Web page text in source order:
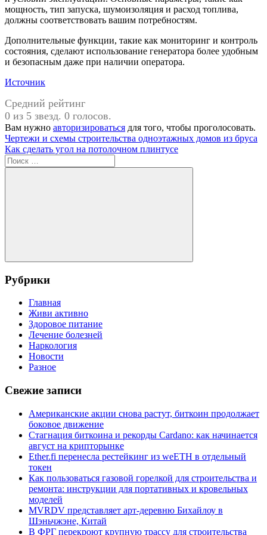
мощность, тип запуска, шумоизоляция и расход топлива,
должны соответствовать вашим потребностям.
Дополнительные функции, такие как мониторинг и контроль
состояния, сделают использование генератора более удобным
и безопасным даже при наличии оператора.
Источник
Средний рейтинг
0 из 5 звезд. 0 голосов.
Вам нужно авторизироваться для того, чтобы проголосовать.
Навигация
по
записям
Предыдущая
запись:
Чертежи и схемы строительства одноэтажных домов из бруса
Следующая
запись:
Как сделать угол на потолочном плинтусе
Поиск
для:
Поиск
Рубрики
Главная
Живи активно
Здоровое питание
Лечение болезней
Наркология
Новости
Разное
Свежие записи
Американские акции снова растут, биткоин продолжает
боковое движение
Стагнация биткоина и рекорды Cardano: как начинается
август на крипторынке
Ether.fi перенесла рестейкинг из weETH в отдельный
токен
Как пользоваться газовой горелкой для строительства и
ремонта: инструкции для портативных и кровельных
моделей
MVRDV представляет арт-деревню Бихайлоу в
Шэньчжэне, Китай
В ФРГ перекроют крупную трассу для строительства